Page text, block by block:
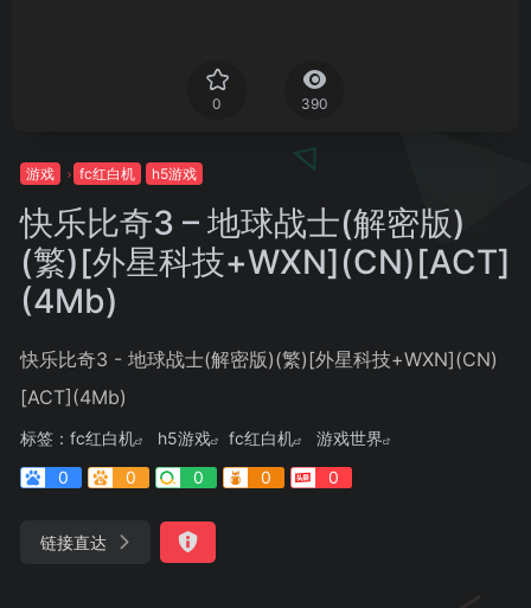
0 390
游戏 fc红白机 h5游戏
快乐比奇3 – 地球战士(解密版)
(繁)[外星科技+WXN](CN)[ACT]
(4Mb)
快乐比奇3 - 地球战士(解密版)(繁)[外星科技+WXN](CN)
[ACT](4Mb)
标签： fc红白机 h5游戏 fc红白机
游戏世界
0
0 0 0 0
链接直达